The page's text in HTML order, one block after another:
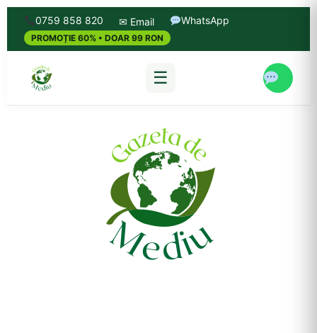
0759 858 820 ✉ Email WhatsApp
PROMOȚIE 60% • DOAR 99 RON
☰